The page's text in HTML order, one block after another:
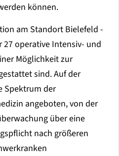
können.
am Standort Bielefeld -
operative Intensiv- und
Möglichkeit zur
sind. Auf der
Spektrum der
angeboten, von der
über eine
nach größeren